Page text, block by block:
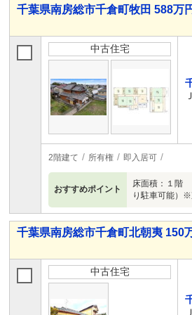
千葉県南房総市千倉町牧田 588万
中古住宅
2階建て 所有権 即入居可
おすすめポイント
床面積：１階
り駐車可能）
千葉県南房総市千倉町北朝夷 150
中古住宅